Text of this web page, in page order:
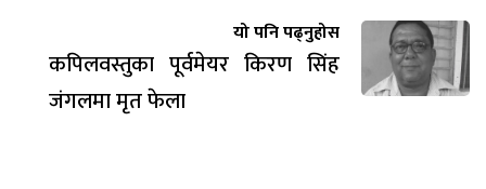
यो पनि पढ्नुहोस
कपिलवस्तुका पूर्वमेयर किरण सिंह
जंगलमा मृत फेला